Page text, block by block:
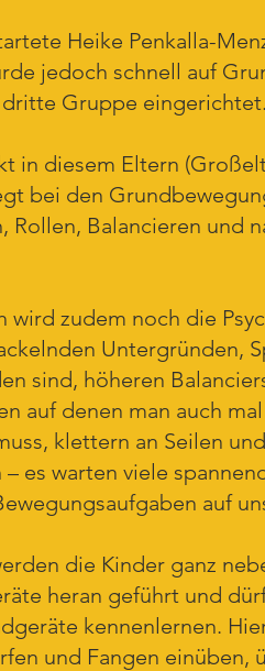
Heike Penkalla-
jedoch schnell auf
Gruppe
in diesem Eltern
bei den
Rollen, Balancieren und
wird zudem noch die
Untergründen,
sind, höheren
auf denen man auch
klettern an Seilen
es warten viele
auf
die Kinder ganz
heran geführt und
kennenlernen.
und Fangen einüben,